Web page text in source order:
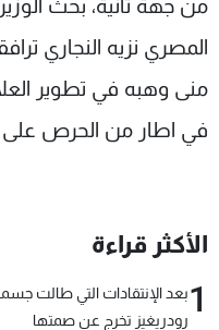
من جهة ثانية، بحث
المصري نزيه النجاري
منى وهبه في تطوير
في اطار من الحرص على
الأكثر قراءة
1بعد الإنتقادات التي طالت
رودريغيز تخرج عن صمتها